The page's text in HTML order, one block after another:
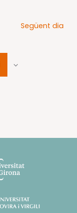
Següent dia